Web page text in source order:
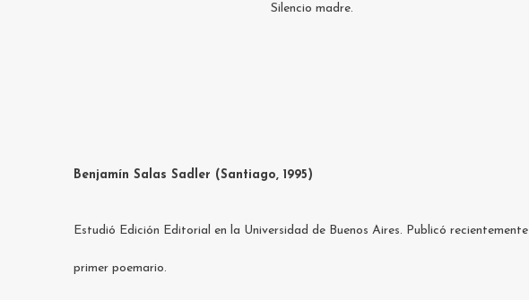
Silencio madre.
Benjamín Salas Sadler (Santiago, 1995)
Estudió Edición Editorial en la Universidad de Buenos Aires. Publicó recientemente
primer poemario.